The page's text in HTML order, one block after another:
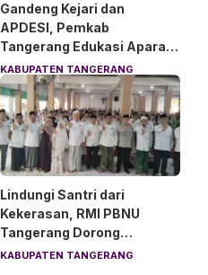
Gandeng Kejari dan
APDESI, Pemkab
Tangerang Edukasi Aparat
Desa Soal Hukum
KABUPATEN TANGERANG
Lindungi Santri dari
Kekerasan, RMI PBNU
Tangerang Dorong
Lingkungan Pesantren
KABUPATEN TANGERANG